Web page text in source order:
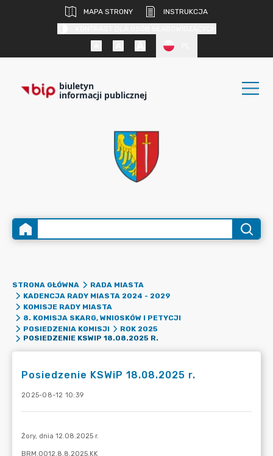
MAPA STRONY
INSTRUKCJA
biuletyn
informacji publicznej
STRONA GŁÓWNA
RADA MIASTA
KADENCJA RADY MIASTA 2024 - 2029
KOMISJE RADY MIASTA
8. KOMISJA SKARG, WNIOSKÓW I PETYCJI
POSIEDZENIA KOMISJI
ROK 2025
POSIEDZENIE KSWIP 18.08.2025 R.
Posiedzenie KSWiP 18.08.2025 r.
2025-08-12 10:39